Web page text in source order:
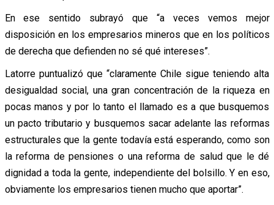
En ese sentido subrayó que “a veces vemos mejor
disposición en los empresarios mineros que en los políticos
de derecha que defienden no sé qué intereses”.
Latorre puntualizó que “claramente Chile sigue teniendo alta
desigualdad social, una gran concentración de la riqueza en
pocas manos y por lo tanto el llamado es a que busquemos
un pacto tributario y busquemos sacar adelante las reformas
estructurales que la gente todavía está esperando, como son
la reforma de pensiones o una reforma de salud que le dé
dignidad a toda la gente, independiente del bolsillo. Y en eso,
obviamente los empresarios tienen mucho que aportar”.